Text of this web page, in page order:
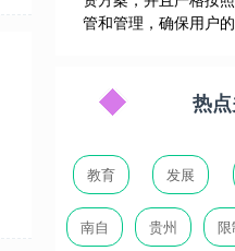
管和管理，确保用户的
热
教育 发展
南自 贵州 限